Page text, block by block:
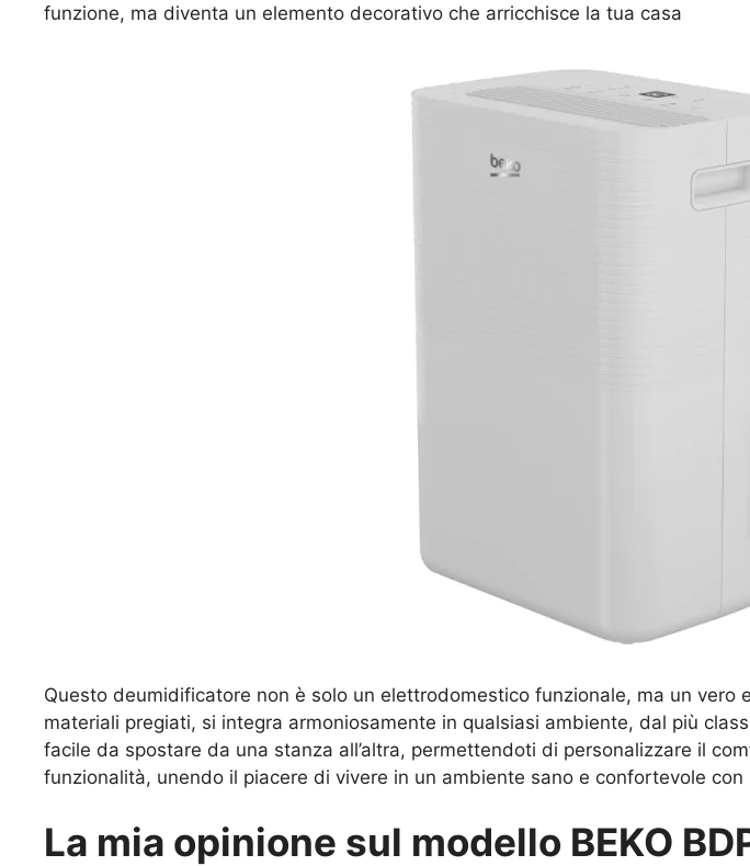
funzione, ma diventa un elemento decorativo che arricchisce la tua casa
Questo deumidificatore non è solo un elettrodomestico funzionale, ma un
materiali pregiati, si integra armoniosamente in qualsiasi ambiente, dal più
facile da spostare da una stanza all’altra, permettendoti di personalizzare il
funzionalità, unendo il piacere di vivere in un ambiente sano e confortevole
La mia opinione sul modello BEKO